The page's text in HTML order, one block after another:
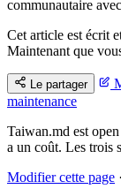
communautaire
Cet article est écrit
Maintenant que
Le partager
maintenance
Taiwan.md est
a un coût. Les trois
Modifier cette page ·